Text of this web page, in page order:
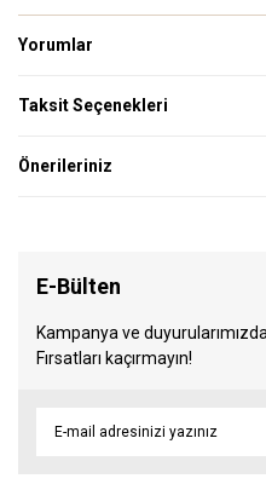
Yorumlar
Taksit Seçenekleri
Önerileriniz
E-Bülten
Kampanya ve
Fırsatları kaçırmayın!